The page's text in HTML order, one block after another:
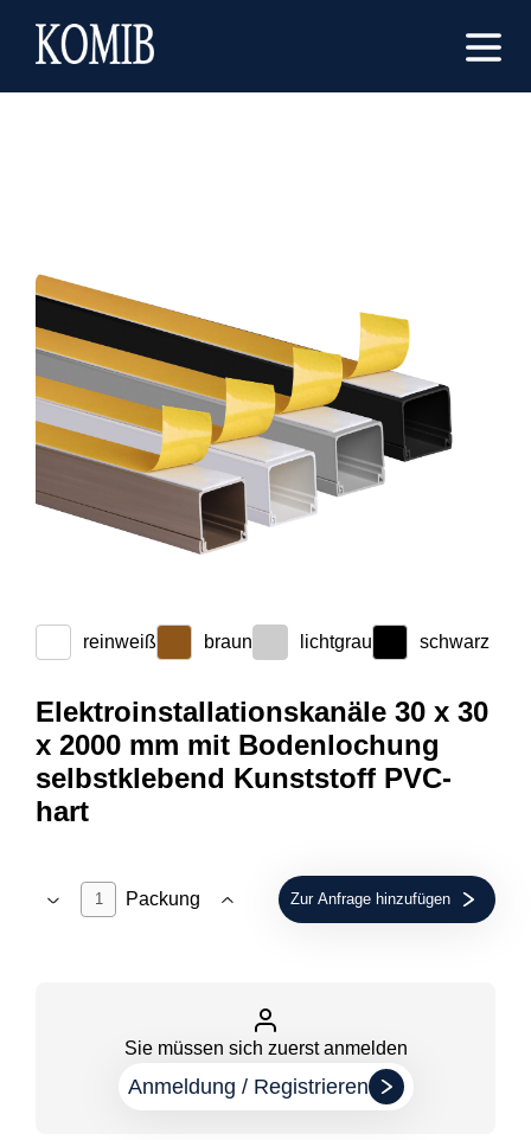
reinweiß braun lichtgrau schwarz
Elektroinstallationskanäle 30 x 30
x 2000 mm mit Bodenlochung
selbstklebend Kunststoff PVC-
hart
Packung Zur Anfrage hinzufügen
Sie müssen sich zuerst anmelden
Anmeldung / Registrieren